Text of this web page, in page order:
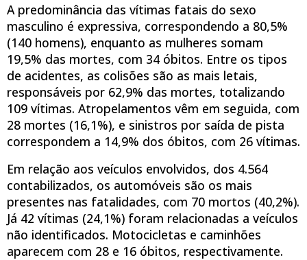
A predominância das vítimas fatais do sexo
masculino é expressiva, correspondendo a 80,5%
(140 homens), enquanto as mulheres somam
19,5% das mortes, com 34 óbitos. Entre os tipos
de acidentes, as colisões são as mais letais,
responsáveis por 62,9% das mortes, totalizando
109 vítimas. Atropelamentos vêm em seguida, com
28 mortes (16,1%), e sinistros por saída de pista
correspondem a 14,9% dos óbitos, com 26 vítimas.
Em relação aos veículos envolvidos, dos 4.564
contabilizados, os automóveis são os mais
presentes nas fatalidades, com 70 mortos (40,2%).
Já 42 vítimas (24,1%) foram relacionadas a veículos
não identificados. Motocicletas e caminhões
aparecem com 28 e 16 óbitos, respectivamente.